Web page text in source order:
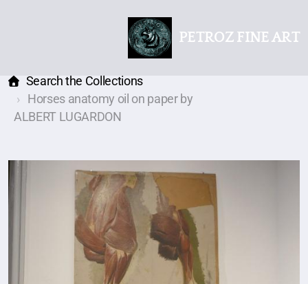
PETROZ FINE ART
Search the Collections
Horses anatomy oil on paper by
ALBERT LUGARDON